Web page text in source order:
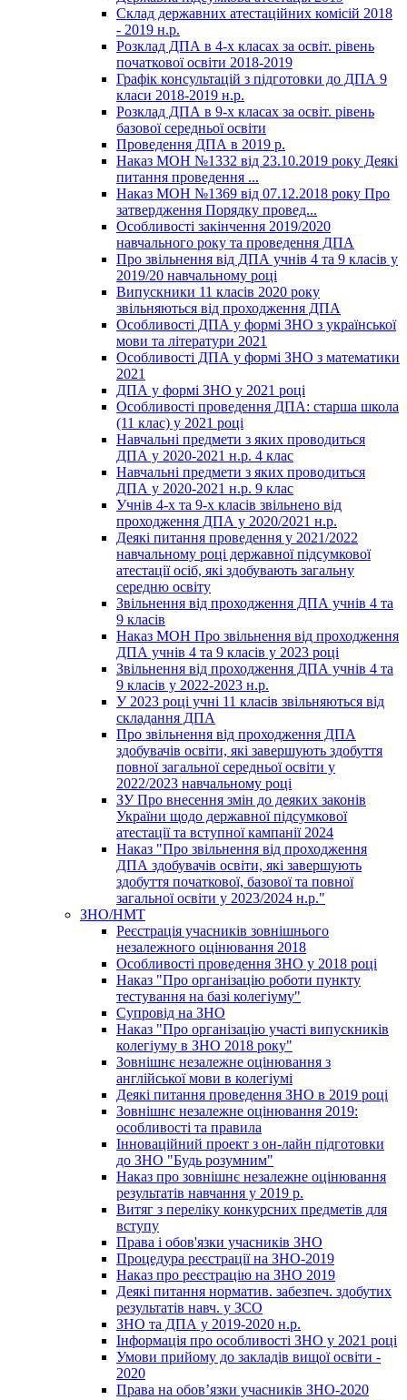
Склад державних атестаційних комісій 2018
- 2019 н.р.
Розклад ДПА в 4-х класах за освіт. рівень
початкової освіти 2018-2019
Графік консультацій з підготовки до ДПА 9
класи 2018-2019 н.р.
Розклад ДПА в 9-х класах за освіт. рівень
базової середньої освіти
Проведення ДПА в 2019 р.
Наказ МОН №1332 від 23.10.2019 року Деякі
питання проведення ...
Наказ МОН №1369 від 07.12.2018 року Про
затвердження Порядку провед...
Особливості закінчення 2019/2020
навчального року та проведення ДПА
Про звільнення від ДПА учнів 4 та 9 класів у
2019/20 навчальному році
Випускники 11 класів 2020 року
звільняються від проходження ДПА
Особливості ДПА у формі ЗНО з української
мови та літератури 2021
Особливості ДПА у формі ЗНО з математики
2021
ДПА у формі ЗНО у 2021 році
Особливості проведення ДПА: старша школа
(11 клас) у 2021 році
Навчальні предмети з яких проводиться
ДПА у 2020-2021 н.р. 4 клас
Навчальні предмети з яких проводиться
ДПА у 2020-2021 н.р. 9 клас
Учнів 4-х та 9-х класів звільнено від
проходження ДПА у 2020/2021 н.р.
Деякі питання проведення у 2021/2022
навчальному році державної підсумкової
атестації осіб, які здобувають загальну
середню освіту
Звільнення від проходження ДПА учнів 4 та
9 класів
Наказ МОН Про звільнення від проходження
ДПА учнів 4 та 9 класів у 2023 році
Звільнення від проходження ДПА учнів 4 та
9 класів у 2022-2023 н.р.
У 2023 році учні 11 класів звільняються від
складання ДПА
Про звільнення від проходження ДПА
здобувачів освіти, які завершують здобуття
повної загальної середньої освіти у
2022/2023 навчальному році
ЗУ Про внесення змін до деяких законів
України щодо державної підсумкової
атестації та вступної кампанії 2024
Наказ "Про звільнення від проходження
ДПА здобувачів освіти, які завершують
здобуття початкової, базової та повної
загальної освіти у 2023/2024 н.р."
ЗНО/НМТ
Реєстрація учасників зовнішнього
незалежного оцінювання 2018
Особливості проведення ЗНО у 2018 році
Наказ "Про організацію роботи пункту
тестування на базі колегіуму"
Супровід на ЗНО
Наказ "Про організацію участі випускників
колегіуму в ЗНО 2018 року"
Зовнішнє незалежне оцінювання з
англійської мови в колегіумі
Деякі питання проведення ЗНО в 2019 році
Зовнішнє незалежне оцінювання 2019:
особливості та правила
Інноваційний проект з он-лайн підготовки
до ЗНО "Будь розумним"
Наказ про зовнішнє незалежне оцінювання
результатів навчання у 2019 р.
Витяг з переліку конкурсних предметів для
вступу
Права і обов'язки учасників ЗНО
Процедура реєстрації на ЗНО-2019
Наказ про реєстрацію на ЗНО 2019
Деякі питання норматив. забезпеч. здобутих
результатів навч. у ЗСО
ЗНО та ДПА у 2019-2020 н.р.
Інформація про особливості ЗНО у 2021 році
Умови прийому до закладів вищої освіти -
2020
Права на обов’язки учасників ЗНО-2020